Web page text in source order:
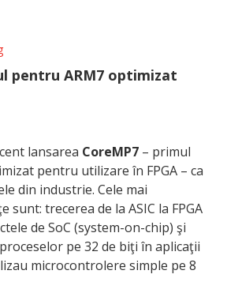
pentru ARM7 optimizat
lansarea CoreMP7 – primul
pentru utilizare în FPGA – ca
din industrie. Cele mai
trecerea de la ASIC la FPGA
de SoC (system-on-chip) şi
pe 32 de biţi în aplicaţii
microcontrolere simple pe 8